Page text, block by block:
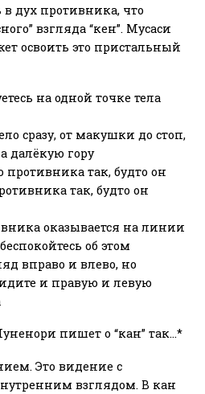
дух противника, что
взгляда “кен”. Мусаси
освоить это пристальный
на одной точке тела
сразу, от макушки до стоп,
далёкую гору
противника так, будто он
так, будто он
оказывается на линии
об этом
вправо и влево, но
и правую и левую
пишет о “кан” так…*
Это видение с
взглядом. В кан